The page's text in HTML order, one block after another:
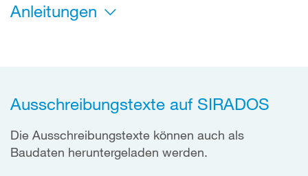
Anleitungen
Ausschreibungstexte auf SIRADOS
Die Ausschreibungstexte können auch als
Baudaten heruntergeladen werden.